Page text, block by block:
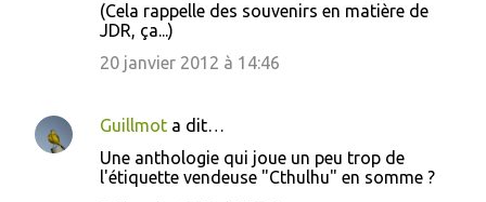
i
(Cela rappelle des souvenirs en matière de
JDR, ça...)
20 janvier 2012 à 14:46
Guillmot a dit…
Une anthologie qui joue un peu trop de
l'étiquette vendeuse "Cthulhu" en somme ?